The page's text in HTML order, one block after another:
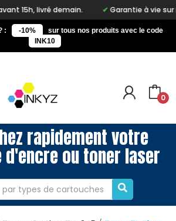
livré demain. Garantie à vie sur notre
: -10%
sur tous nos produits avec le code
INK10
0
rapidement votre
ou toner laser